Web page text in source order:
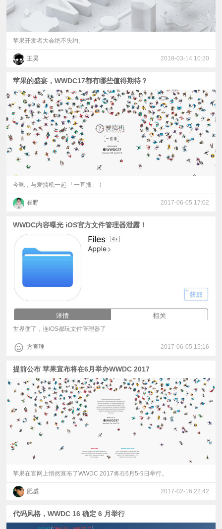
苹果开发者大会绝不失约。
王昊 2018-03-14 10:20
苹果的盛宴，WWDC17都有哪些值得期待？
今晚，与爱搞机一起 「一直播」！
崔野 2017-06-05 17:02
WWDC内容曝光 iOS官方文件管理器泄露！
世界变了，连iOS都玩文件管理器了
方查理 2017-06-05 15:16
提前公布 苹果宣布将在6月举办WWDC 2017
苹果在官网上悄然宣布了WWDC 2017将在6月5-9日举行。
肥威 2017-02-16 22:42
代码风格，WWDC 16 确定 6 月举行